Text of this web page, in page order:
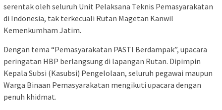
serentak oleh seluruh Unit Pelaksana Teknis Pemasyarakatan
di Indonesia, tak terkecuali Rutan Magetan Kanwil
Kemenkumham Jatim.
Dengan tema “Pemasyarakatan PASTI Berdampak”, upacara
peringatan HBP berlangsung di lapangan Rutan. Dipimpin
Kepala Subsi (Kasubsi) Pengelolaan, seluruh pegawai maupun
Warga Binaan Pemasyarakatan mengikuti upacara dengan
penuh khidmat.